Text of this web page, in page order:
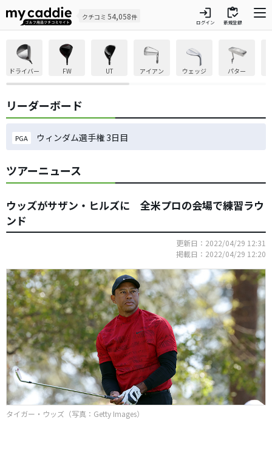
クチコミ 54,058件 login
ログイン
inventory
新規登録
ドライバー FW UT アイアン ウェッジ パター
リーダーボード
PGA ウィンダム選手権 3日目
ツアーニュース
ウッズがサザン・ヒルズに 全米プロの会場で練習ラウ
ンド
更新日：2022/04/29 12:31
掲載日：2022/04/29 12:20
タイガー・ウッズ（写真：Getty Images）